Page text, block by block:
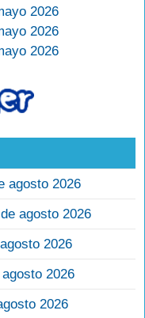
2026
2026
2026
agosto 2026
agosto 2026
2026
2026
2026